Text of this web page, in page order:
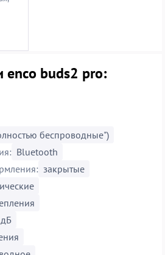
enco buds2 pro:
беспроводные")
Bluetooth
закрытые